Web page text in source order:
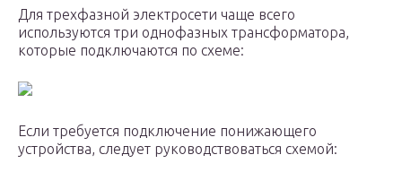
Для трехфазной электросети чаще всего
используются три однофазных трансформатора,
которые подключаются по схеме:
Если требуется подключение понижающего
устройства, следует руководствоваться схемой: